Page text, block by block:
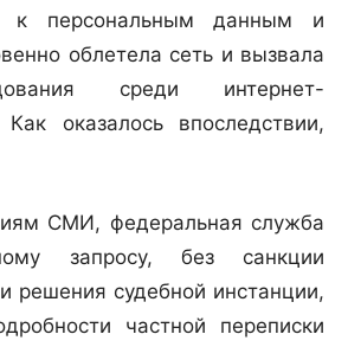
к персональным данным и
облетела сеть и вызвала
среди интернет-
Как оказалось впоследствии,
СМИ, федеральная служба
запросу, без санкции
решения судебной инстанции,
частной переписки